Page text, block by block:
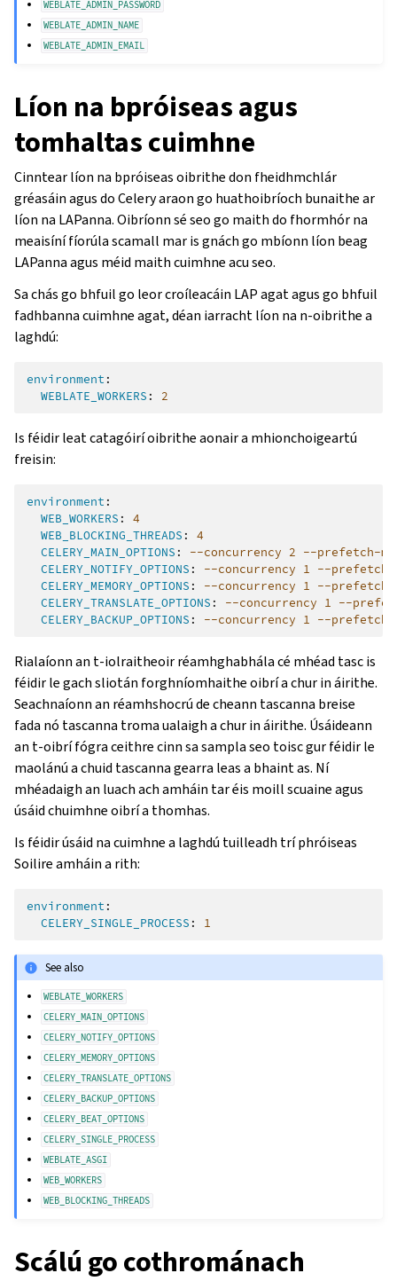
WEBLATE_ADMIN_PASSWORD
WEBLATE_ADMIN_NAME
WEBLATE_ADMIN_EMAIL
Líon na bpróiseas agus
tomhaltas cuimhne
Cinntear líon na bpróiseas oibrithe don fheidhmchlár
gréasáin agus do Celery araon go huathoibríoch bunaithe ar
líon na LAPanna. Oibríonn sé seo go maith do fhormhór na
meaisíní fíorúla scamall mar is gnách go mbíonn líon beag
LAPanna agus méid maith cuimhne acu seo.
Sa chás go bhfuil go leor croíleacáin LAP agat agus go bhfuil
fadhbanna cuimhne agat, déan iarracht líon na n-oibrithe a
laghdú:
environment :
WEBLATE_WORKERS : 2
Is féidir leat catagóirí oibrithe aonair a mhionchoigeartú
freisin:
environment :
WEB_WORKERS :
4
WEB_BLOCKING_THREADS :
4
CELERY_MAIN_OPTIONS :
--concurrency 2 --prefetch-
CELERY_NOTIFY_OPTIONS :
--concurrency 1 --
CELERY_MEMORY_OPTIONS :
--concurrency 1 --
CELERY_TRANSLATE_OPTIONS :
--concurrency 1 --
CELERY_BACKUP_OPTIONS : --concurrency 1 --
Rialaíonn an t-iolraitheoir réamhghabhála cé mhéad tasc is
féidir le gach sliotán forghníomhaithe oibrí a chur in áirithe.
Seachnaíonn an réamhshocrú de cheann tascanna breise
fada nó tascanna troma ualaigh a chur in áirithe. Úsáideann
an t-oibrí fógra ceithre cinn sa sampla seo toisc gur féidir le
maolánú a chuid tascanna gearra leas a bhaint as. Ní
mhéadaigh an luach ach amháin tar éis moill scuaine agus
úsáid chuimhne oibrí a thomhas.
Is féidir úsáid na cuimhne a laghdú tuilleadh trí phróiseas
Soilire amháin a rith:
environment :
CELERY_SINGLE_PROCESS : 1
See also
WEBLATE_WORKERS
CELERY_MAIN_OPTIONS
CELERY_NOTIFY_OPTIONS
CELERY_MEMORY_OPTIONS
CELERY_TRANSLATE_OPTIONS
CELERY_BACKUP_OPTIONS
CELERY_BEAT_OPTIONS
CELERY_SINGLE_PROCESS
WEBLATE_ASGI
WEB_WORKERS
WEB_BLOCKING_THREADS
Scálú go cothrománach